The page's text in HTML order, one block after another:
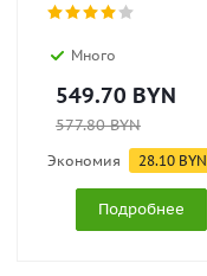
Много
549.70 BYN
577.80BYN
Экономия 28.10 BYN
Подробнее